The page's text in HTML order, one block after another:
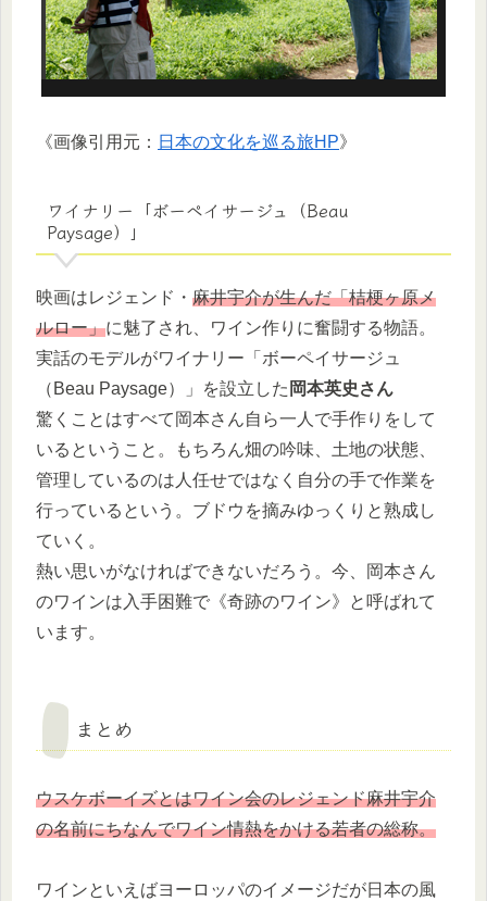
《画像引用元： 日本の文化を巡る旅HP》
ワイナリー「ボーペイサージュ（Beau
Paysage）」
映画はレジェンド・ 麻井宇介が生んだ「桔梗ヶ原メ
ルロー」に魅了され、ワイン作りに奮闘する物語。
実話のモデルがワイナリー「ボーペイサージュ
（Beau Paysage）」を設立した 岡本英史さん
驚くことはすべて岡本さん自ら一人で手作りをして
いるということ。もちろん畑の吟味、土地の状態、
管理しているのは人任せではなく自分の手で作業を
行っているという。ブドウを摘みゆっくりと熟成し
ていく。
熱い思いがなければできないだろう。今、岡本さん
のワインは入手困難で《奇跡のワイン》と呼ばれて
います。
まとめ
ウスケボーイズとはワイン会のレジェンド麻井宇介
の名前にちなんでワイン情熱をかける若者の総称。
ワインといえばヨーロッパのイメージだが日本の風